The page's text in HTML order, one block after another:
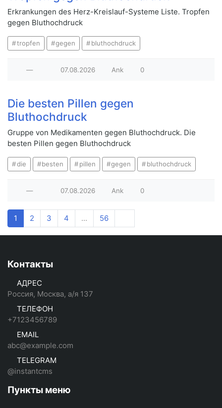
Erkrankungen des Herz-Kreislauf-Systeme Liste. Tropfen
gegen Bluthochdruck
tropfen gegen bluthochdruck
— 07.08.2026 Ank 0
Die besten Pillen gegen
Bluthochdruck
Gruppe von Medikamenten gegen Bluthochdruck. Die
besten Pillen gegen Bluthochdruck
die besten pillen gegen bluthochdruck
— 07.08.2026 Ank 0
1 2 3 4 ... 56
Контакты
АДРЕС
Россия, Москва, а/я 137
ТЕЛЕФОН
+7123456789
EMAIL
abc@example.com
TELEGRAM
@instantcms
Пункты меню